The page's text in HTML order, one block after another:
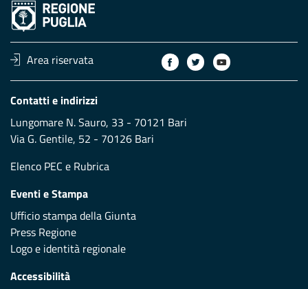
Area riservata
Contatti e indirizzi
Lungomare N. Sauro, 33 - 70121 Bari
Via G. Gentile, 52 - 70126 Bari
Elenco PEC e Rubrica
Eventi e Stampa
Ufficio stampa della Giunta
Press Regione
Logo e identità regionale
Accessibilità